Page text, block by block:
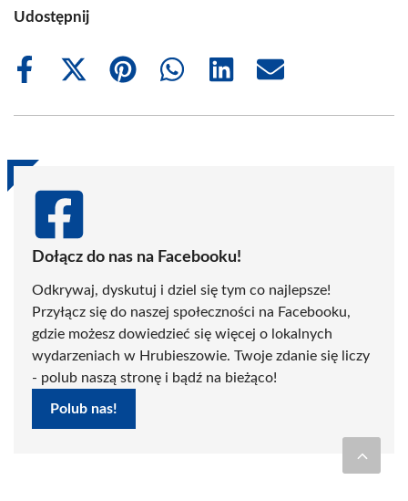
Udostępnij
Share
Share
(Twitter)
Share
Share
Share
Share
Dołącz do nas na Facebooku!
Odkrywaj, dyskutuj i dziel się tym co najlepsze!
Przyłącz się do naszej społeczności na Facebooku,
gdzie możesz dowiedzieć się więcej o lokalnych
wydarzeniach w Hrubieszowie. Twoje zdanie się liczy
- polub naszą stronę i bądź na bieżąco!
Polub nas!